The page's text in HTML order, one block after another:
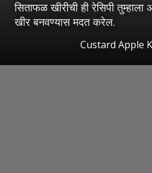
सिताफळ खीरीची ही रेसिपी
खीर बनवण्यास मदत करेल.
Custard Apple